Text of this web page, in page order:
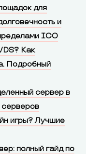
для
и
ICO
Как
Подробный
сервер в
серверов
игры? Лучшие
полный гайд по